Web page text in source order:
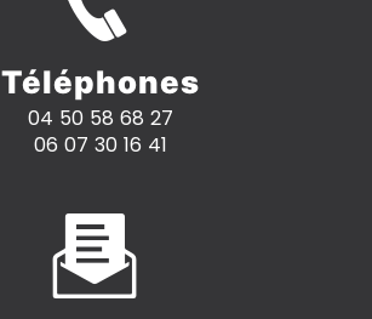
Téléphones
04 50 58 68 27
06 07 30 16 41